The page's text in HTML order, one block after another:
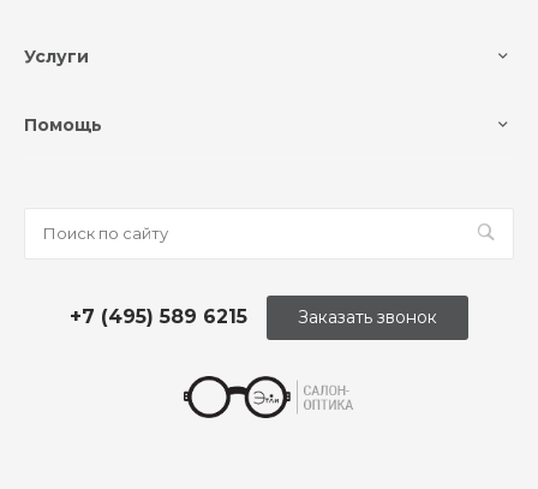
Услуги
Помощь
+7 (495) 589 6215 Заказать звонок